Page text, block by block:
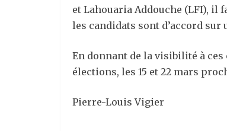
et Lahouaria Addouche (LFI), il
les candidats sont d’accord
En donnant de la visibilité à
élections, les 15 et 22 mars
Pierre-Louis Vigier